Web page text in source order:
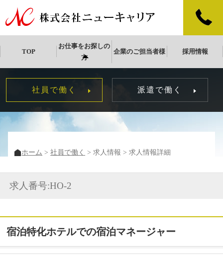
TOP
お仕事をお探しの
方
企業のご担当者様 採用情報
社員で働く 派遣で働く
ホーム 社員で働く 求人情報 求人情報詳細
求人番号:HO-2
宿泊特化ホテルでの宿泊マネージャー